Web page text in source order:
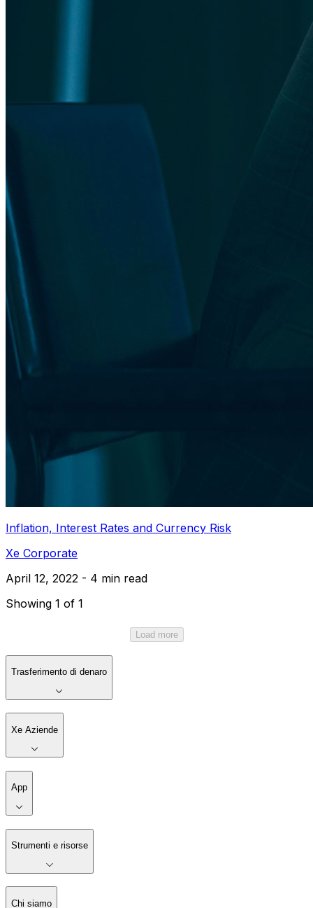
Inflation, Interest Rates and Currency Risk
Xe Corporate
April 12, 2022 - 4 min read
Showing 1 of 1
Load more
Trasferimento di denaro
Xe Aziende
App
Strumenti e risorse
Chi siamo